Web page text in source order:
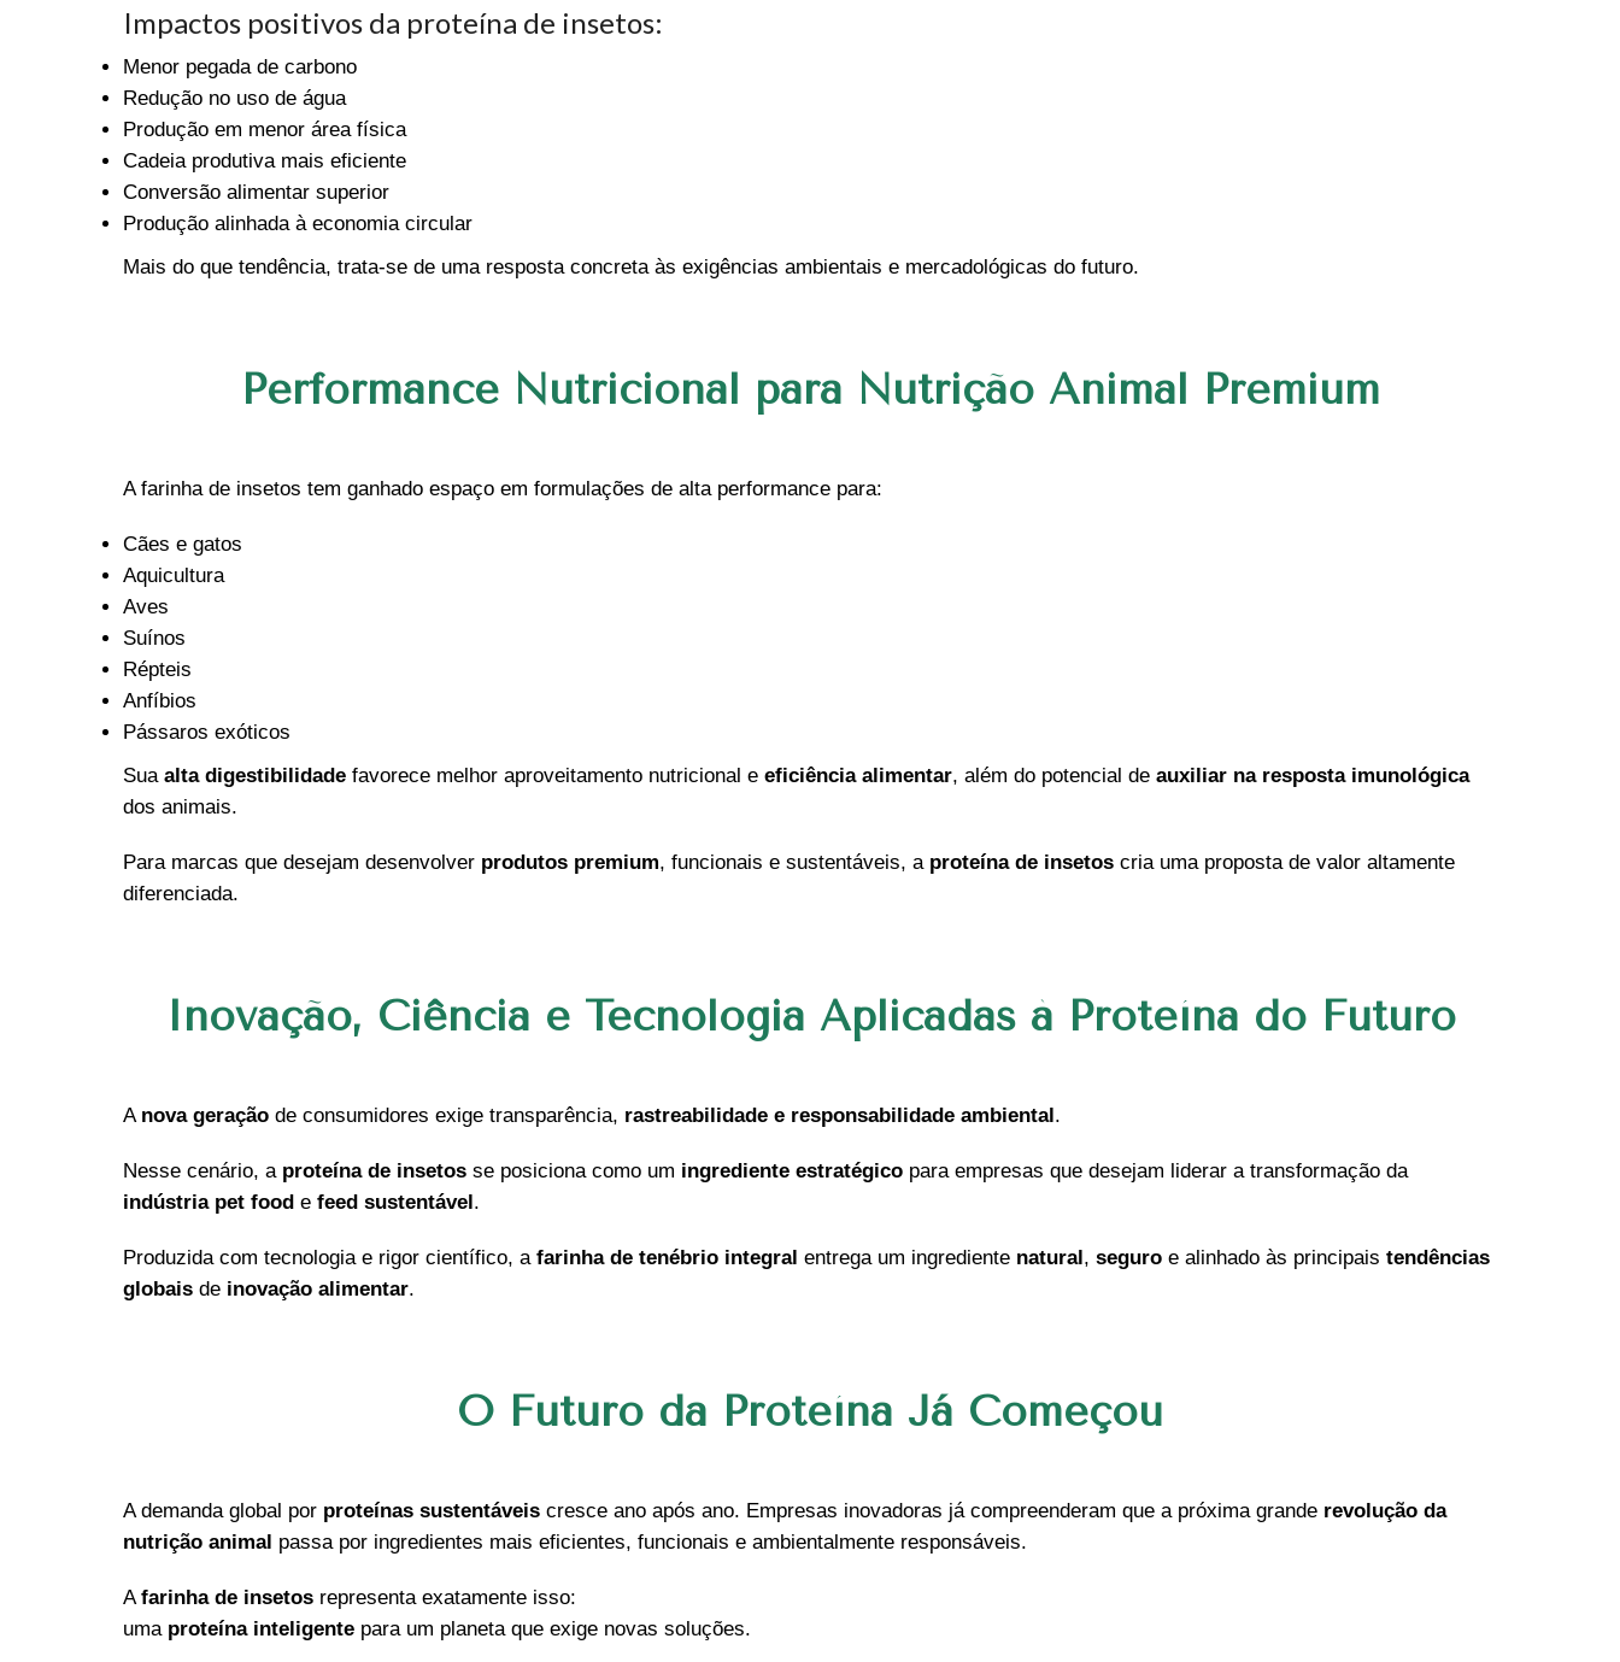
Impactos positivos da proteína de insetos:
Menor pegada de carbono
Redução no uso de água
Produção em menor área física
Cadeia produtiva mais eficiente
Conversão alimentar superior
Produção alinhada à economia circular
Mais do que tendência, trata-se de uma resposta concreta às exigências ambientais e mercadológicas do futuro.
Performance Nutricional para Nutrição Animal Premium
A farinha de insetos tem ganhado espaço em formulações de alta performance para:
Cães e gatos
Aquicultura
Aves
Suínos
Répteis
Anfíbios
Pássaros exóticos
Sua alta digestibilidade favorece melhor aproveitamento nutricional e eficiência alimentar, além do potencial de auxiliar na resposta imunológica
dos animais.
Para marcas que desejam desenvolver produtos premium, funcionais e sustentáveis, a proteína de insetos cria uma proposta de valor altamente
diferenciada.
Inovação, Ciência e Tecnologia Aplicadas à Proteína do Futuro
A nova geração de consumidores exige transparência, rastreabilidade e responsabilidade ambiental.
Nesse cenário, a proteína de insetos se posiciona como um ingrediente estratégico para empresas que desejam liderar a transformação da
indústria pet food e feed sustentável.
Produzida com tecnologia e rigor científico, a farinha de tenébrio integral entrega um ingrediente natural, seguro e alinhado às principais tendências
globais de inovação alimentar.
O Futuro da Proteína Já Começou
A demanda global por proteínas sustentáveis cresce ano após ano. Empresas inovadoras já compreenderam que a próxima grande revolução da
nutrição animal passa por ingredientes mais eficientes, funcionais e ambientalmente responsáveis.
Afarinha de insetos representa exatamente isso:
uma proteína inteligente para um planeta que exige novas soluções.